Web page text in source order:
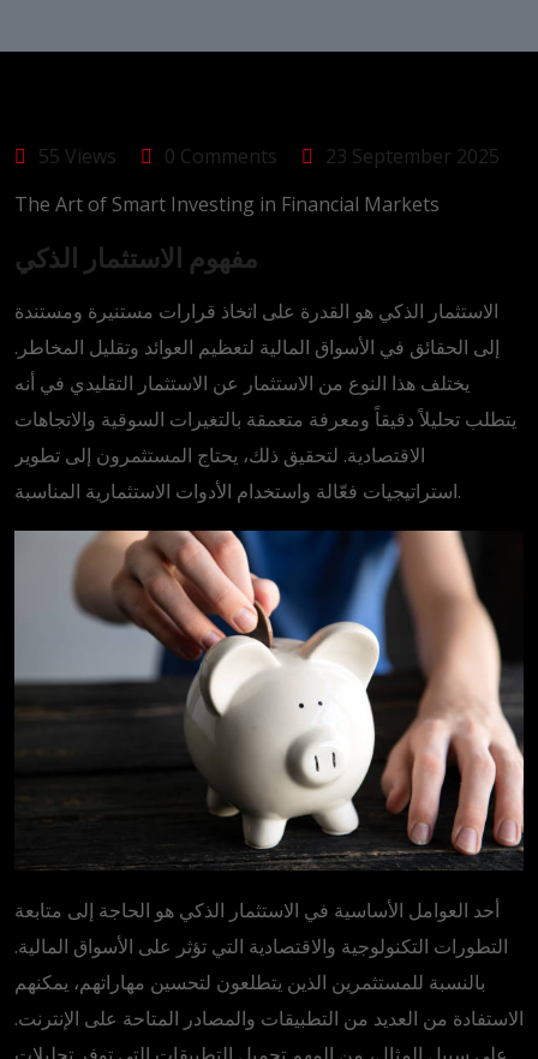
55 Views 0 Comments
23 September 2025
The Art of Smart Investing in Financial Markets
مفهوم الاستثمار الذكي
الاستثمار الذكي هو القدرة على اتخاذ قرارات مستنيرة ومستندة
إلى الحقائق في الأسواق المالية لتعظيم العوائد وتقليل المخاطر.
يختلف هذا النوع من الاستثمار عن الاستثمار التقليدي في أنه
يتطلب تحليلاً دقيقاً ومعرفة متعمقة بالتغيرات السوقية والاتجاهات
الاقتصادية. لتحقيق ذلك، يحتاج المستثمرون إلى تطوير
استراتيجيات فعّالة واستخدام الأدوات الاستثمارية المناسبة.
أحد العوامل الأساسية في الاستثمار الذكي هو الحاجة إلى متابعة
التطورات التكنولوجية والاقتصادية التي تؤثر على الأسواق المالية.
بالنسبة للمستثمرين الذين يتطلعون لتحسين مهاراتهم، يمكنهم
الاستفادة من العديد من التطبيقات والمصادر المتاحة على الإنترنت.